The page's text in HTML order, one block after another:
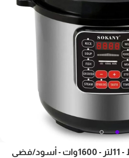
سوكاني حله طهى ضغط - 11لتر - 1600وات - أسود/فضي